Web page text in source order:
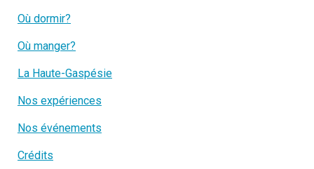
Où dormir?
Où manger?
La Haute-Gaspésie
Nos expériences
Nos événements
Crédits